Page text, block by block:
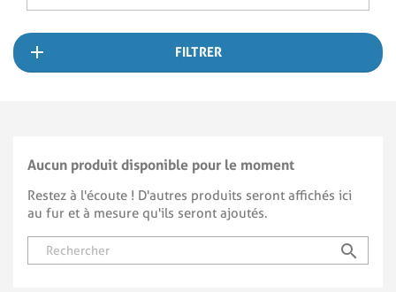
FILTRER
Aucun produit disponible pour le moment
Restez à l'écoute ! D'autres produits seront affichés ici
au fur et à mesure qu'ils seront ajoutés.
search